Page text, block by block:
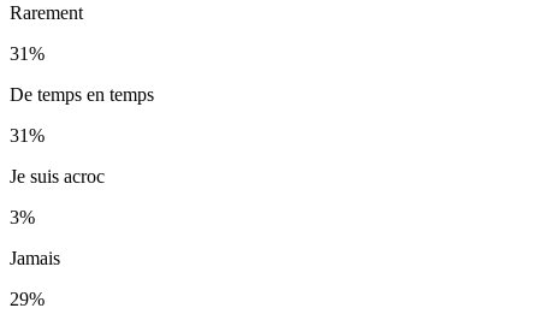
Rarement
31%
De temps en temps
31%
Je suis acroc
3%
Jamais
29%